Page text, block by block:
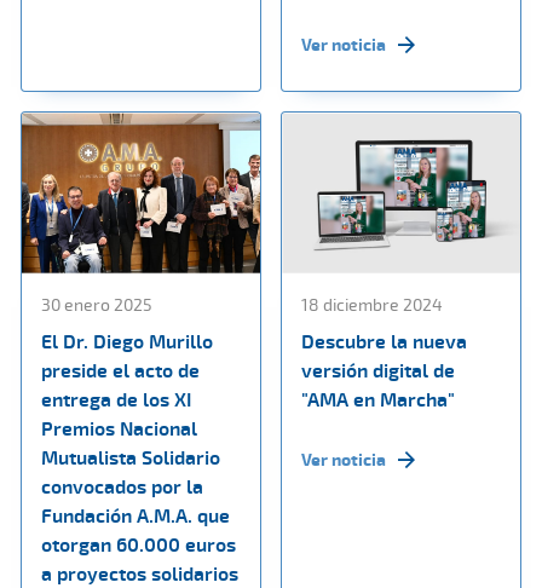
Ver noticia
30 enero 2025
El Dr. Diego Murillo
preside el acto de
entrega de los XI
Premios Nacional
Mutualista Solidario
convocados por la
Fundación A.M.A. que
otorgan 60.000 euros
a proyectos solidarios
18 diciembre 2024
Descubre la nueva
versión digital de
"AMA en Marcha"
Ver noticia